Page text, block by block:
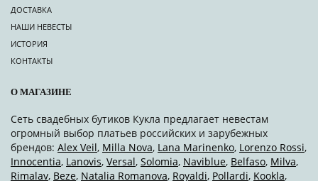
ДОСТАВКА
НАШИ НЕВЕСТЫ
ИСТОРИЯ
КОНТАКТЫ
О МАГАЗИНЕ
Сеть свадебных бутиков Кукла предлагает невестам
огромный выбор платьев российских и зарубежных
брендов: Alex Veil, Milla Nova, Lana Marinenko, Lorenzo Rossi,
Innocentia, Lanovis, Versal, Solomia, Naviblue, Belfaso, Milva,
Rimalav, Beze, Natalia Romanova, Royaldi, Pollardi, Kookla,